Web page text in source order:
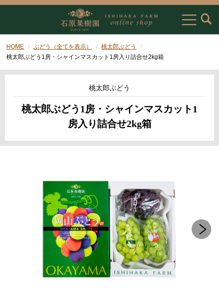
HOME ぶどう（全てを表示）
桃太郎ぶどう
桃太郎ぶどう1房・シャインマスカット1房入り詰合せ2kg箱
桃太郎ぶどう
桃太郎ぶどう1房・シャインマスカット1
房入り詰合せ2kg箱